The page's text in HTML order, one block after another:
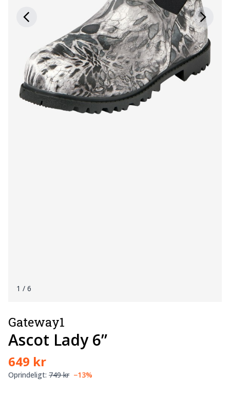
1 / 6
Gateway1
Ascot Lady 6”
649 kr
Oprindeligt: 749 kr −13%